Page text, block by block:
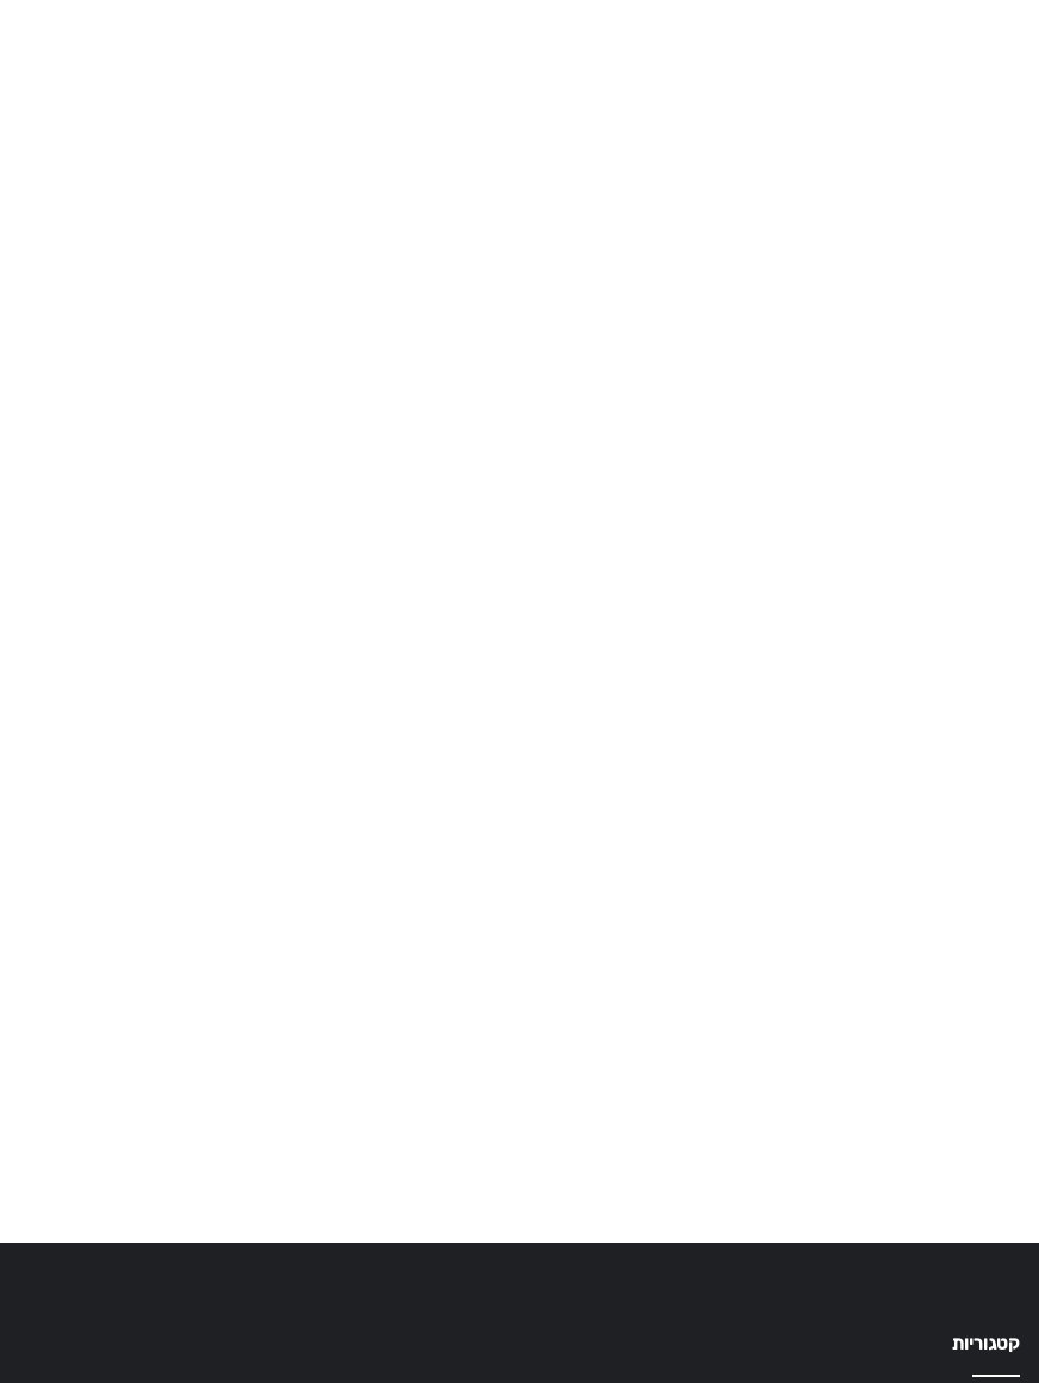
קטגוריות